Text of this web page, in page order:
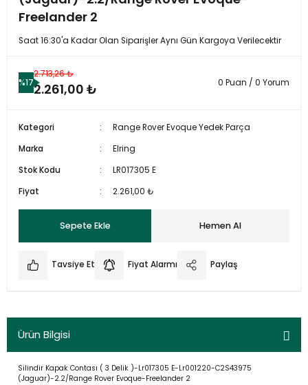
Freelander 2
Saat 16:30'a Kadar Olan Siparişler Aynı Gün Kargoya Verilecektir
%17
2.713,26 ₺
2.261,00 ₺ 0 Puan / 0 Yorum
Kategori
Range Rover Evoque Yedek Parça
Marka
Elring
Stok Kodu
LR017305 E
Fiyat
2.261,00 ₺
Sepete Ekle Hemen Al
Tavsiye Et Fiyat Alarmı Paylaş
Ürün Bilgisi
Silindir Kapak Contası ( 3 Delik )-Lr017305 E-Lr001220-C2S43975
(Jaguar)-2.2/Range Rover Evoque-Freelander 2